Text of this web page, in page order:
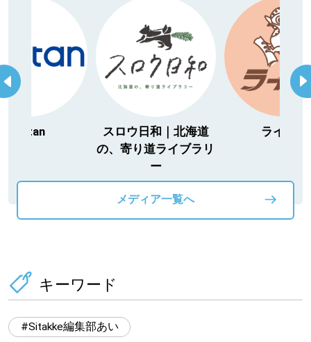
日和｜北海道
ライナー おしらせ
メディア一覧へ
キーワード
Sitakke編集部あい